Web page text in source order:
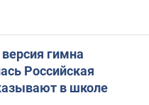
гимна
Российская
в школе